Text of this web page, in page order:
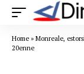
Home » Monreale,
20enne